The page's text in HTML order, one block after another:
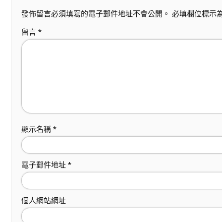
發佈留言必須填寫的電子郵件地址不會公開。 必填欄位標示
留言 *
顯示名稱 *
電子郵件地址 *
個人網站網址